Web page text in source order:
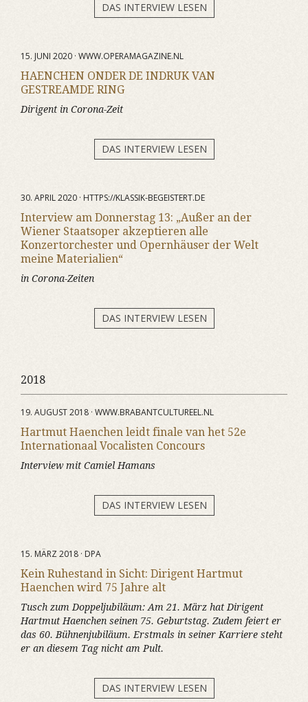
DAS INTERVIEW LESEN
15. JUNI 2020 · WWW.OPERAMAGAZINE.NL
HAENCHEN ONDER DE INDRUK VAN
GESTREAMDE RING
Dirigent in Corona-Zeit
DAS INTERVIEW LESEN
30. APRIL 2020 · HTTPS://KLASSIK-BEGEISTERT.DE
Interview am Donnerstag 13: „Außer an der
Wiener Staatsoper akzeptieren alle
Konzertorchester und Opernhäuser der Welt
meine Materialien“
in Corona-Zeiten
DAS INTERVIEW LESEN
2018
19. AUGUST 2018 · WWW.BRABANTCULTUREEL.NL
Hartmut Haenchen leidt finale van het 52e
Internationaal Vocalisten Concours
Interview mit Camiel Hamans
DAS INTERVIEW LESEN
15. MÄRZ 2018 · DPA
Kein Ruhestand in Sicht: Dirigent Hartmut
Haenchen wird 75 Jahre alt
Tusch zum Doppeljubiläum: Am 21. März hat Dirigent
Hartmut Haenchen seinen 75. Geburtstag. Zudem feiert er
das 60. Bühnenjubiläum. Erstmals in seiner Karriere steht
er an diesem Tag nicht am Pult.
DAS INTERVIEW LESEN